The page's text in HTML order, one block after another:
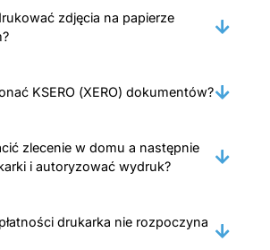
zdjęcia na papierze
KSERO (XERO) dokumentów?
zlecenie w domu a następnie
i autoryzować wydruk?
drukarka nie rozpoczyna